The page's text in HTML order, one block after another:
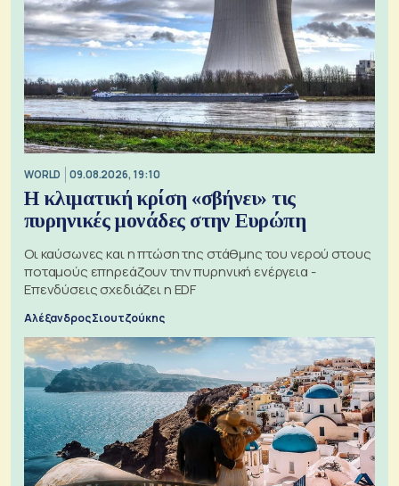
WORLD 09.08.2026, 19:10
Η κλιματική κρίση «σβήνει» τις
πυρηνικές μονάδες στην Ευρώπη
Οι καύσωνες και η πτώση της στάθμης του νερού στους
ποταμούς επηρεάζουν την πυρηνική ενέργεια -
Επενδύσεις σχεδιάζει η EDF
Αλέξανδρος Σιουτζούκης